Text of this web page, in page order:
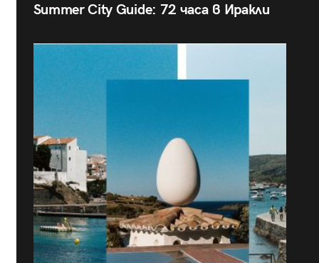
Summer City Guide: 72 часа в Иракли